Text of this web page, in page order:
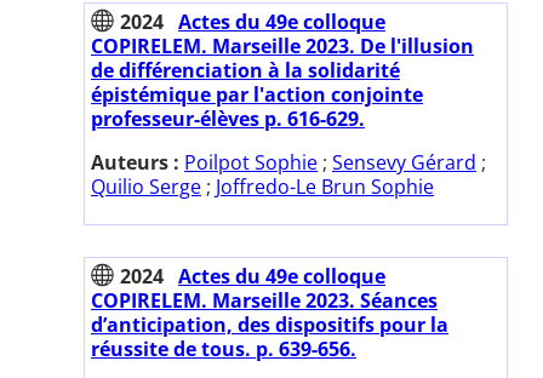
2024 Actes du 49e colloque
COPIRELEM. Marseille 2023. De l'illusion
de différenciation à la solidarité
épistémique par l'action conjointe
professeur-élèves p. 616-629.
Auteurs : Poilpot Sophie ; Sensevy Gérard ;
Quilio Serge ; Joffredo-Le Brun Sophie
2024 Actes du 49e colloque
COPIRELEM. Marseille 2023. Séances
d’anticipation, des dispositifs pour la
réussite de tous. p. 639-656.